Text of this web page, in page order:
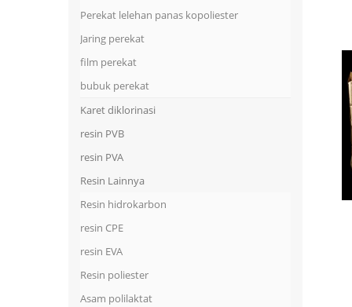
Perekat lelehan panas kopoliester
Jaring perekat
film perekat
bubuk perekat
Karet diklorinasi
resin PVB
resin PVA
Resin Lainnya
Resin hidrokarbon
resin CPE
resin EVA
Resin poliester
Asam polilaktat